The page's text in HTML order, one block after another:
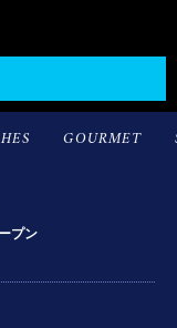
GOURMET
プン